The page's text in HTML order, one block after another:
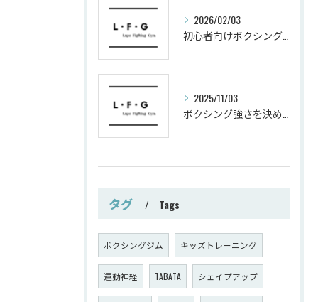
2026/02/03
2025/11/03
タグ Tags
ボクシングジム キッズトレーニング
運動神経 TABATA シェイプアップ